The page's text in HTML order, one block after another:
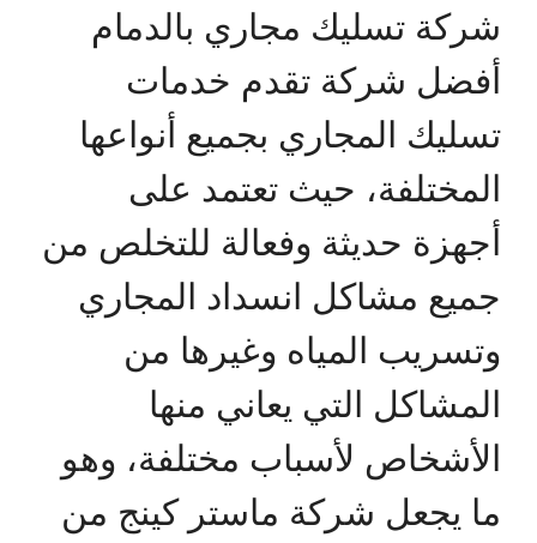
شركة تسليك مجاري بالدمام
أفضل شركة تقدم خدمات
تسليك المجاري بجميع أنواعها
المختلفة، حيث تعتمد على
أجهزة حديثة وفعالة للتخلص من
جميع مشاكل انسداد المجاري
وتسريب المياه وغيرها من
المشاكل التي يعاني منها
الأشخاص لأسباب مختلفة، وهو
ما يجعل شركة ماستر كينج من